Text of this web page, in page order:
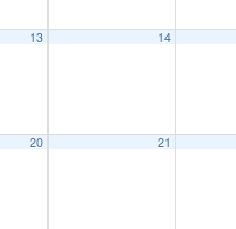
13 14
20 21